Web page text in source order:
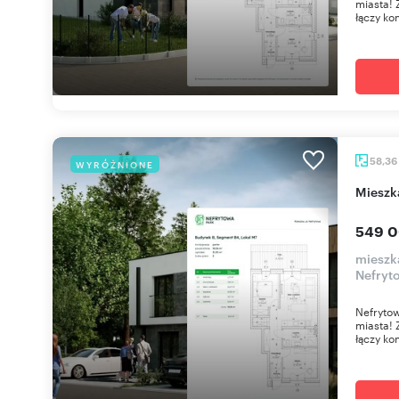
łączy
WYRÓŻNIONE 58,36
549
miasta!
łączy